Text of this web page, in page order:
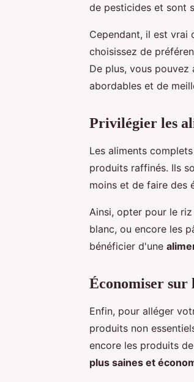
de pesticides et sont
Cependant, il est vrai
choisissez de
De plus, vous
abordables et de
Privilégier les
Les aliments
produits raffinés. Ils
moins et de faire des
Ainsi, opter pour le
blanc, ou encore les
bénéficier d'une
Économiser sur
Enfin, pour alléger
produits non
encore les produits
plus saines et